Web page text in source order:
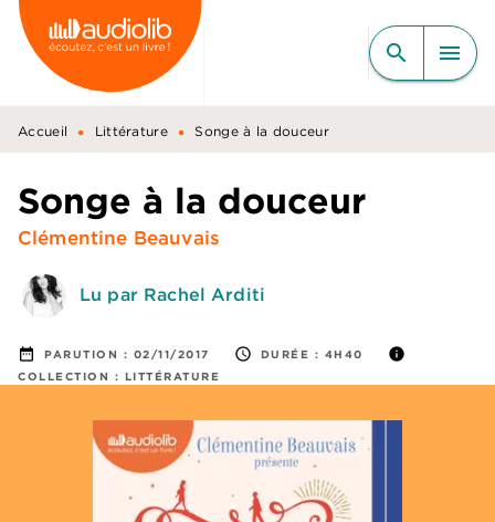
MENU RECHERCHE
CONTENU
PIED DE PAGE
search menu
Accueil • Littérature • Songe à la douceur
Songe à la douceur
Clémentine Beauvais
Lu par Rachel Arditi
date_range PARUTION : 02/11/2017 access_time DURÉE : 4H40 info
COLLECTION : LITTÉRATURE